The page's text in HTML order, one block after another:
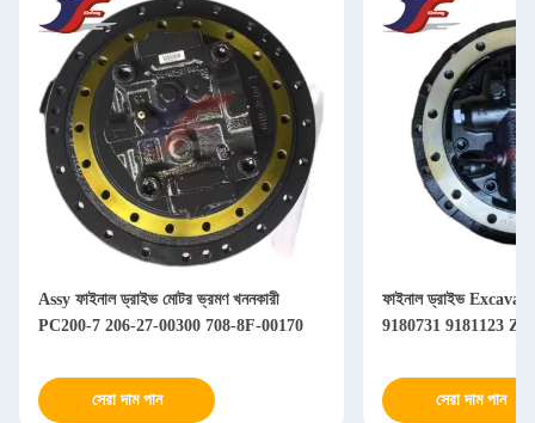
Assy ফাইনাল ড্রাইভ মোটর ভ্রমণ খননকারী
PC200-7 206-27-00300 708-8F-00170
সেরা দাম পান
ফাইনাল ড্রাইভ
9180731 9181123
সেরা দাম পান